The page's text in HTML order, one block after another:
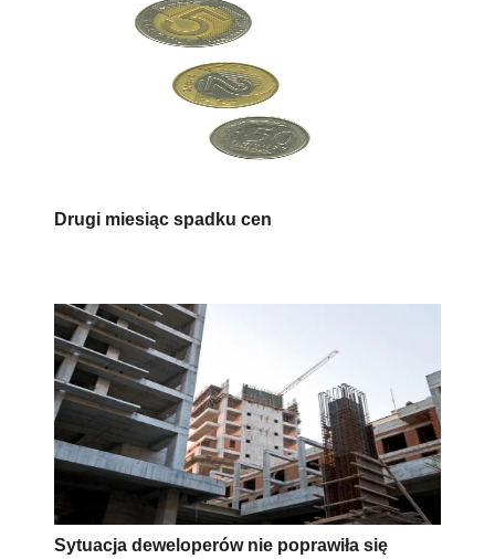
Drugi miesiąc spadku cen
Sytuacja deweloperów nie poprawiła się